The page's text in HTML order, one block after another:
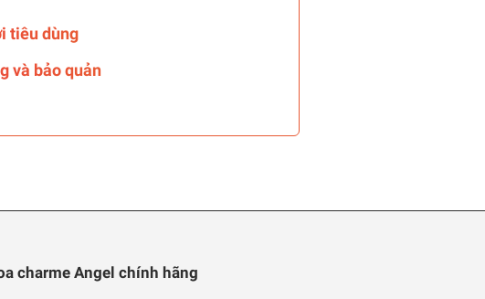
tiêu dùng
và bảo quản
charme Angel chính hãng